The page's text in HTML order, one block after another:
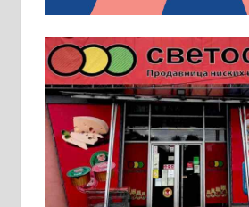
Пружам услуге
у грађевини,
молерских радова. 061/
Ало таксију потребан
категоријом. 064/02-85-